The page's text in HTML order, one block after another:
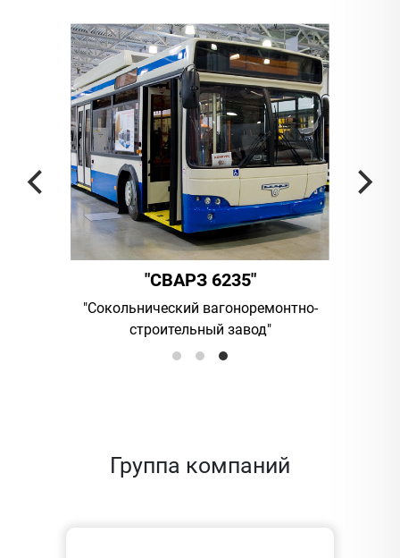
"СВАРЗ 6235"
"Сокольнический вагоноремонтно-
строительный завод"
Группа компаний